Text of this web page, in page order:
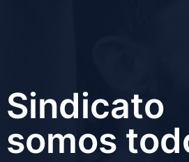
Sindicato
somos